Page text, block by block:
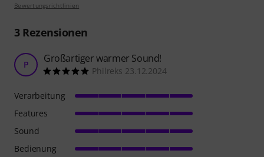
Bewertungsrichtlinien
3Rezensionen
P Großartiger warmer Sound!
Philreks 23.12.2024
Verarbeitung
Features
Sound
Bedienung